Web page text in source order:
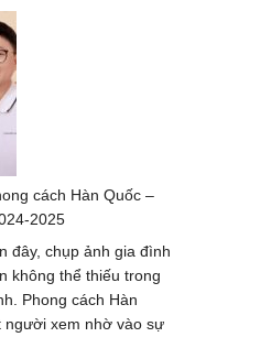
cách Hàn Quốc –
2025
đây, chụp ảnh gia đình
không thể thiếu trong
Phong cách Hàn
người xem nhờ vào sự